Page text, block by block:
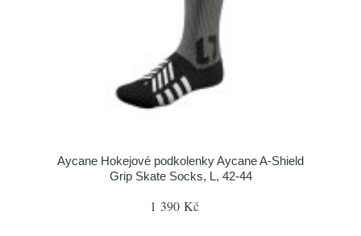
Aycane Hokejové podkolenky Aycane A-Shield
Grip Skate Socks, L, 42-44
1 390 Kč